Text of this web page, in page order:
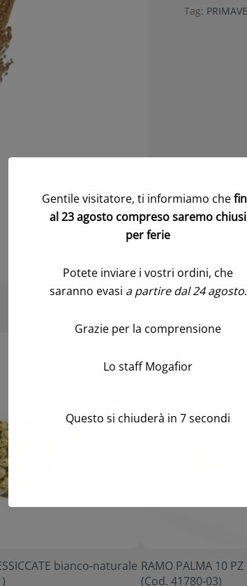
Tag:
bianco-naturale RAMO PALMA 10
(Cod. 41780-03)
Gentile visitatore, ti informiamo che
al 23 agosto compreso saremo chiusi
per ferie
Potete inviare i vostri ordini, che
saranno evasi a partire dal 24 agosto.
Grazie per la comprensione
Lo staff Mogafior
Questo si chiuderà in 7secondi